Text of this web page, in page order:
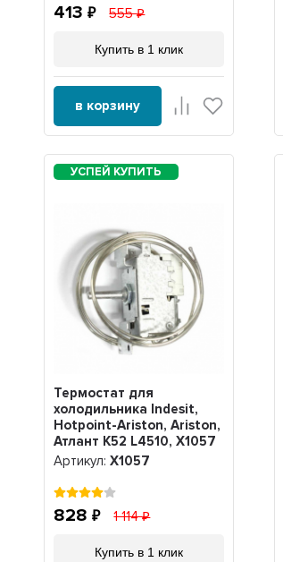
413 555
Купить в 1 клик
в корзину
Термостат для
холодильника Indesit,
Hotpoint-Ariston, Ariston,
Атлант K52 L4510, Х1057
Артикул:Х1057
828 1 114
Купить в 1 клик